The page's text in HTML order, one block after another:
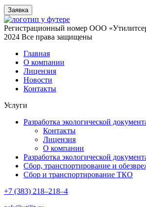
Заявка
Регистрационный номер ООО
2024 Все права защищены
Главная
О компании
Лицензия
Новости
Контакты
Услуги
Разработка экологической
Контакты
Лицензия
О компании
Разработка экологической
Сбор, транспортирование и
Сбор и транспортирование ТКО
+7 (383) 218–218–4